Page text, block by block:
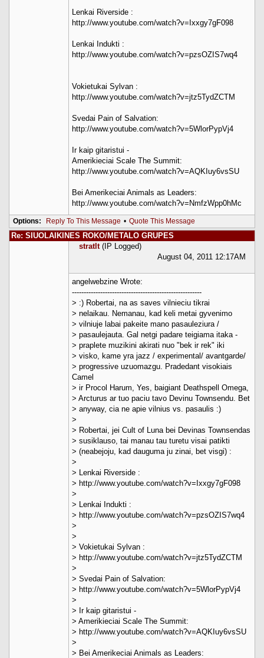
Lenkai Riverside :
http://www.youtube.com/watch?v=Ixxgy7gF098
Lenkai Indukti :
http://www.youtube.com/watch?v=pzsOZIS7wq4
Vokietukai Sylvan :
http://www.youtube.com/watch?v=jtz5TydZCTM
Svedai Pain of Salvation:
http://www.youtube.com/watch?v=5WlorPypVj4
Ir kaip gitaristui -
Amerikieciai Scale The Summit:
http://www.youtube.com/watch?v=AQKIuy6vsSU
Bei Amerikeciai Animals as Leaders:
http://www.youtube.com/watch?v=NmfzWpp0hMc
Options: Reply To This Message • Quote This Message
Re: SIUOLAIKINES ROKO/METALO GRUPES
stratlt (IP Logged)
August 04, 2011 12:17AM
angelwebzine Wrote:
-------------------------------------------------------
> :) Robertai, na as saves vilnieciu tikrai
> nelaikau. Nemanau, kad keli metai gyvenimo
> vilniuje labai pakeite mano pasauleziura /
> pasaulejauta. Gal netgi padare teigiama itaka -
> praplete muzikini akirati nuo "bek ir rek" iki
> visko, kame yra jazz / experimental/ avantgarde/
> progressive uzuomazgu. Pradedant visokiais
Camel
> ir Procol Harum, Yes, baigiant Deathspell Omega,
> Arcturus ar tuo paciu tavo Devinu Townsendu. Bet
> anyway, cia ne apie vilnius vs. pasaulis :)
>
> Robertai, jei Cult of Luna bei Devinas Townsendas
> susiklauso, tai manau tau turetu visai patikti
> (neabejoju, kad dauguma ju zinai, bet visgi) :
>
> Lenkai Riverside :
> http://www.youtube.com/watch?v=Ixxgy7gF098
>
> Lenkai Indukti :
> http://www.youtube.com/watch?v=pzsOZIS7wq4
>
>
> Vokietukai Sylvan :
> http://www.youtube.com/watch?v=jtz5TydZCTM
>
> Svedai Pain of Salvation:
> http://www.youtube.com/watch?v=5WlorPypVj4
>
> Ir kaip gitaristui -
> Amerikieciai Scale The Summit:
> http://www.youtube.com/watch?v=AQKIuy6vsSU
>
> Bei Amerikeciai Animals as Leaders: